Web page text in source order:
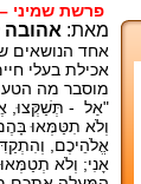
פרשת שמיני
מאת: אהובה
אחד הנושאים
אכילת בעלי
מוסבר מה
"אַל - תְּשַׁקְּצוּ,
וְלֹא תִטַּמְּאוּ
אֱלֹהֵיכֶם,
אָנִי; וְלֹא